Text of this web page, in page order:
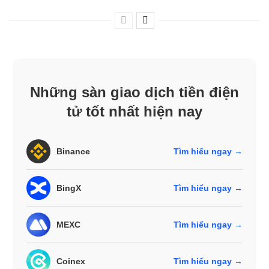
Những sàn giao dịch tiền điện
tử tốt nhất hiện nay
Binance Tìm hiểu ngay →
BingX Tìm hiểu ngay →
MEXC Tìm hiểu ngay →
Coinex Tìm hiểu ngay →